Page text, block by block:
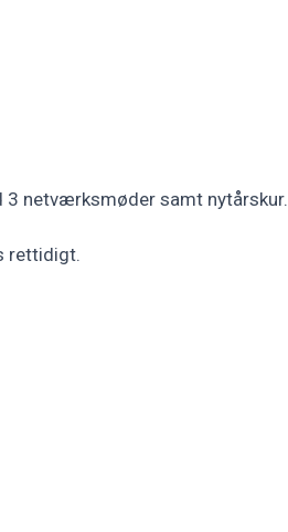
netværksmøder samt nytårskur.
rettidigt.